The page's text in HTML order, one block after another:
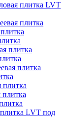
плитка LVT
плитка
плитка
плитка
плитка
LVT под